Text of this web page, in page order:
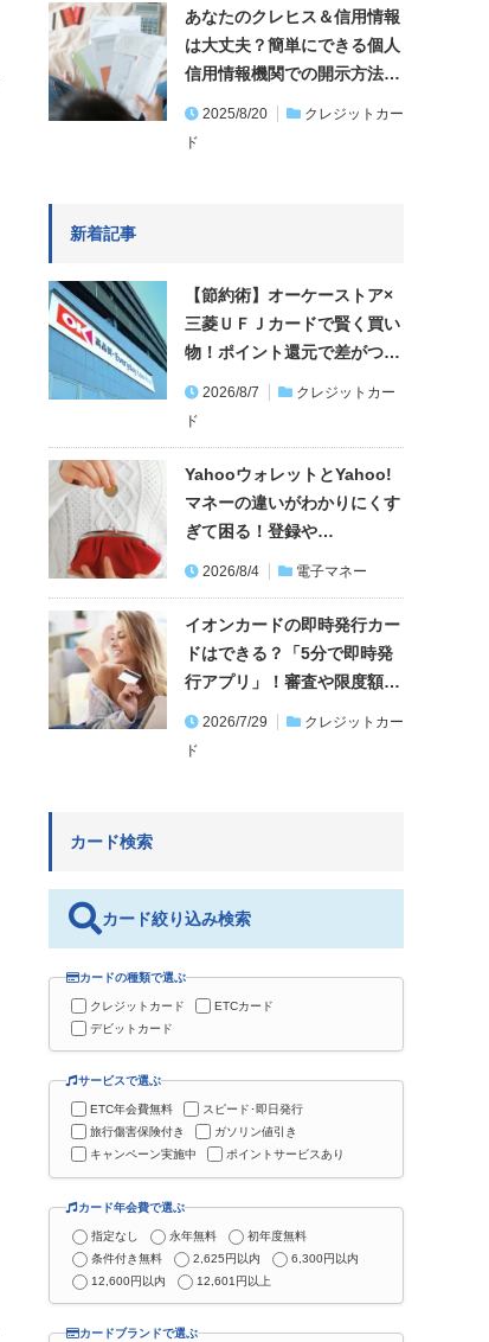
あなたのクレヒス＆信用情報
は大丈夫？簡単にできる個人
信用情報機関での開示方法…
2025/8/20
クレジットカー
ド
新着記事
【節約術】オーケーストア×
三菱ＵＦＪカードで賢く買い
物！ポイント還元で差がつ…
2026/8/7
クレジットカー
ド
YahooウォレットとYahoo!
マネーの違いがわかりにくす
ぎて困る！登録や…
2026/8/4 電子マネー
イオンカードの即時発行カー
ドはできる？「5分で即時発
行アプリ」！審査や限度額…
2026/7/29
クレジットカー
ド
カード検索
カード絞り込み検索
カードの種類で選ぶ
クレジットカード
ETCカード
デビットカード
サービスで選ぶ
ETC年会費無料
スピード･即日発行
旅行傷害保険付き
ガソリン値引き
キャンペーン実施中
ポイントサービスあり
カード年会費で選ぶ
指定なし 永年無料
初年度無料
条件付き無料
2,625円以内
6,300円以内
12,600円以内
12,601円以上
カードブランドで選ぶ